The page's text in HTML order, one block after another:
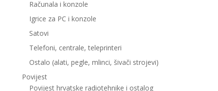
Računala i konzole
Igrice za PC i konzole
Satovi
Telefoni, centrale, teleprinteri
Ostalo (alati, pegle, mlinci, šivači strojevi)
Povijest
Povijest hrvatske radiotehnike i ostalog